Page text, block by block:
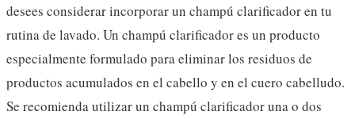
desees considerar incorporar un champú clarificador en tu
rutina de lavado. Un champú clarificador es un producto
especialmente formulado para eliminar los residuos de
productos acumulados en el cabello y en el cuero cabelludo.
Se recomienda utilizar un champú clarificador una o dos